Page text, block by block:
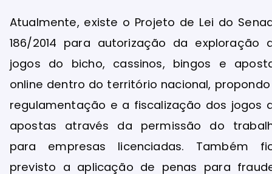
Atualmente, existe o Projeto de Lei do
186/2014 para autorização da exploração
jogos do bicho, cassinos, bingos e
online dentro do território nacional,
regulamentação e a fiscalização dos jogos
apostas através da permissão do
para empresas licenciadas. Também
previsto a aplicação de penas para